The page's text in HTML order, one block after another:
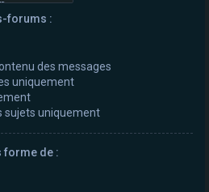
forums :
des messages
uniquement
sujets uniquement
forme de :